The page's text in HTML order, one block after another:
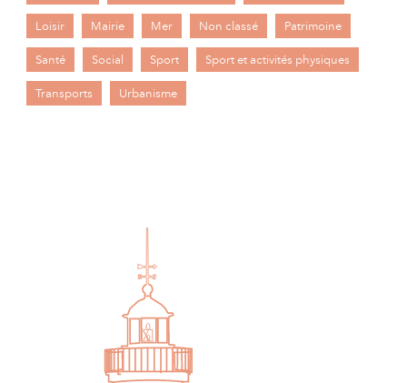
Loisir Mairie Mer Non classé Patrimoine
Santé Social Sport Sport et activités physiques
Transports Urbanisme